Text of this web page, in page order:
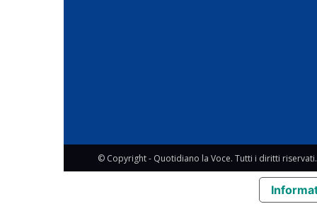
© Copyright - Quotidiano la Voce. Tutti i diritti riservati.